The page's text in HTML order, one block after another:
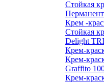
Стойкая
Крем -
Стойкая
Delight
Крем-
Крем-
Graffito
Крем-